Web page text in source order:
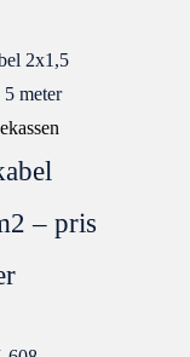
– pris